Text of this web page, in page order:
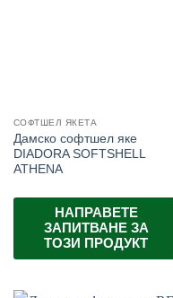
СОФТШЕЛ ЯКЕТА
Дамско софтшел яке
DIADORA SOFTSHELL
ATHENA
НАПРАВЕТЕ
ЗАПИТВАНЕ ЗА
ТОЗИ ПРОДУКТ